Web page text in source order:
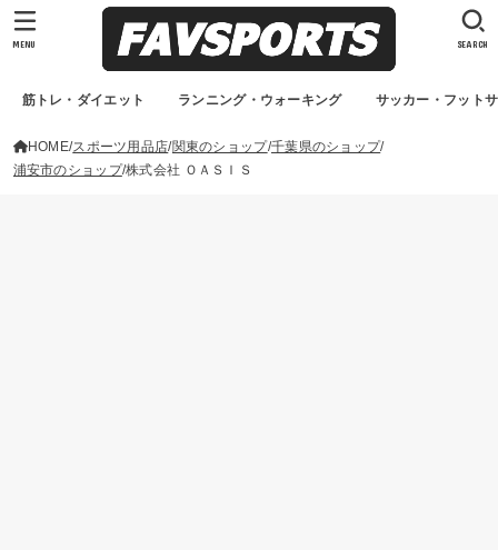
筋トレ・ダイエット ランニング・ウォーキング サッカー・フット
SEARCH
MENU
HOME スポーツ用品店 関東のショップ 千葉県のショップ
浦安市のショップ 株式会社 ＯＡＳＩＳ